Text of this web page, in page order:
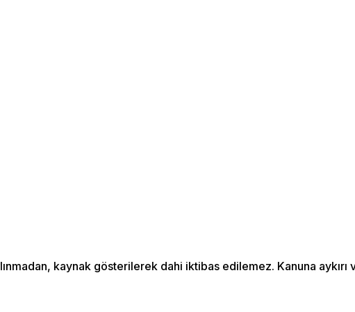
kaynak gösterilerek dahi iktibas edilemez. Kanuna